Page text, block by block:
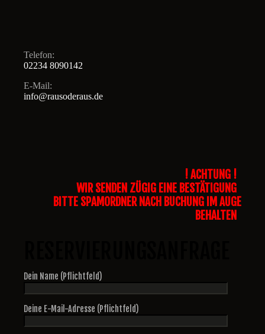
Telefon:
02234 8090142
E-Mail:
info@rausoderaus.de
! ACHTUNG !
WIR SENDEN ZÜGIG EINE BESTÄTIGUNG
BITTE SPAMORDNER NACH BUCHUNG IM AUGE
BEHALTEN
Dein Name (Pflichtfeld)
Deine E-Mail-Adresse (Pflichtfeld)